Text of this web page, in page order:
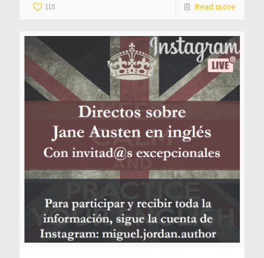
115 Read more